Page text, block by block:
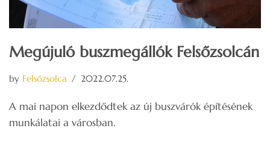
Megújuló buszmegállók Felsőzsolcán
by Felsőzsolca 2022.07.25.
A mai napon elkezdődtek az új buszvárók építésének
munkálatai a városban.